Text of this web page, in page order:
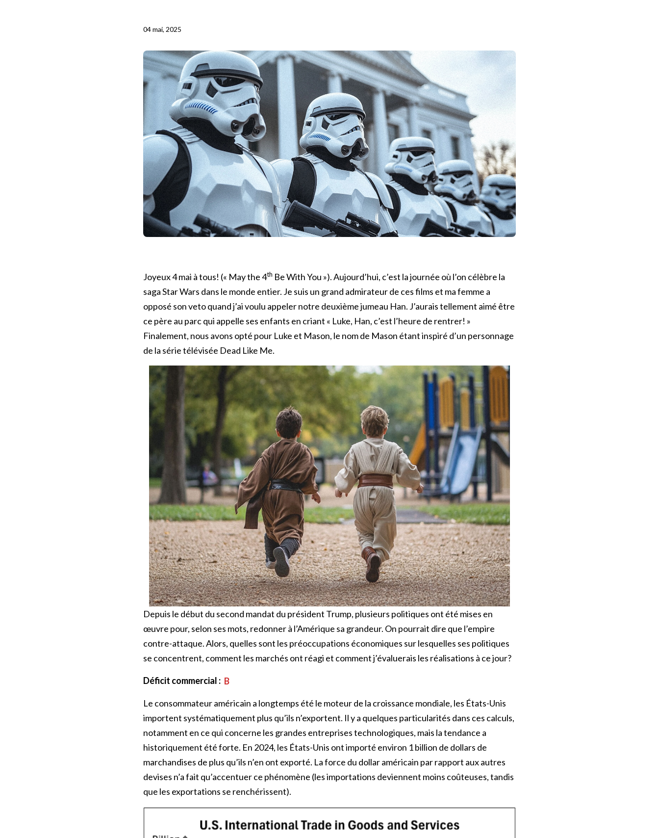
04 mai, 2025
Joyeux 4 mai à tous! (« May the 4th Be With You »). Aujourd’hui, c’est la journée où l’on célèbre la
saga Star Wars dans le monde entier. Je suis un grand admirateur de ces films et ma femme a
opposé son veto quand j’ai voulu appeler notre deuxième jumeau Han. J’aurais tellement aimé être
ce père au parc qui appelle ses enfants en criant « Luke, Han, c’est l’heure de rentrer! »
Finalement, nous avons opté pour Luke et Mason, le nom de Mason étant inspiré d’un personnage
de la série télévisée Dead Like Me.
Depuis le début du second mandat du président Trump, plusieurs politiques ont été mises en
œuvre pour, selon ses mots, redonner à l’Amérique sa grandeur. On pourrait dire que l’empire
contre-attaque. Alors, quelles sont les préoccupations économiques sur lesquelles ses politiques
se concentrent, comment les marchés ont réagi et comment j’évaluerais les réalisations à ce jour?
Déficit commercial : B
Le consommateur américain a longtemps été le moteur de la croissance mondiale, les États-Unis
importent systématiquement plus qu’ils n’exportent. Il y a quelques particularités dans ces calculs,
notamment en ce qui concerne les grandes entreprises technologiques, mais la tendance a
historiquement été forte. En 2024, les États-Unis ont importé environ 1 billion de dollars de
marchandises de plus qu’ils n’en ont exporté. La force du dollar américain par rapport aux autres
devises n’a fait qu’accentuer ce phénomène (les importations deviennent moins coûteuses, tandis
que les exportations se renchérissent).